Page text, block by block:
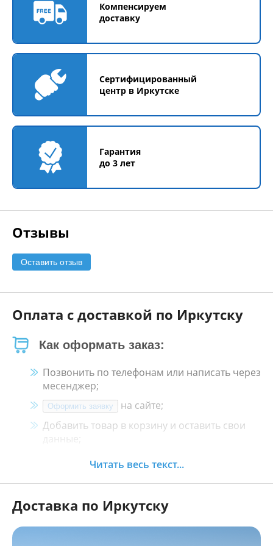
Компенсируем
доставку
Сертифицированный
центр в Иркутске
Гарантия
до 3 лет
Отзывы
Оставить отзыв
Оплата с доставкой по Иркутску
Как оформать заказ:
Позвонить по телефонам или написать через
месенджер;
Оформить заявку
на сайте;
Добавить товар в корзину и оставить свои
данные;
Менеджер свяжется с Вами в течение 30
Как оплатить:
Наличными, пластиковой картой, кредитной
Читать весь текст...
Доставка по Иркутску